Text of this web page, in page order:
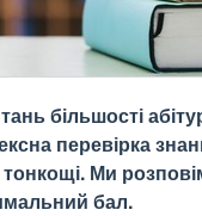
більшості
перевірка
Ми
бал.